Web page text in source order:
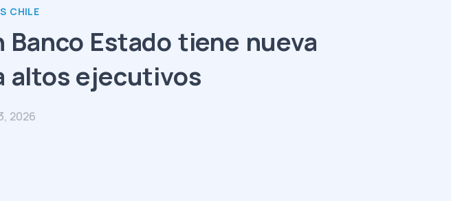
CHILE
Estado tiene nueva
altos ejecutivos
2026